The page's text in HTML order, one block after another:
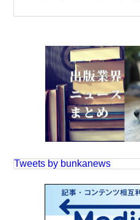
Tweets by bunkanews